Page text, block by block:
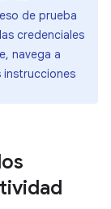
de prueba
credenciales
navega a
instrucciones